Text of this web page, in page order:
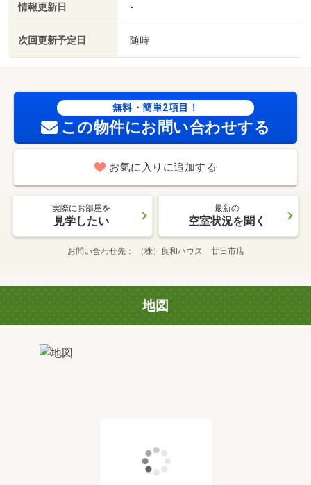
情報更新日 -
次回更新予定日 随時
無料・簡単2項目！
この物件にお問い合わせする
お気に入りに追加する
実際にお部屋を
見学したい
最新の
空室状況を聞く
お問い合わせ先 （株）良和ハウス 廿日市店
地図